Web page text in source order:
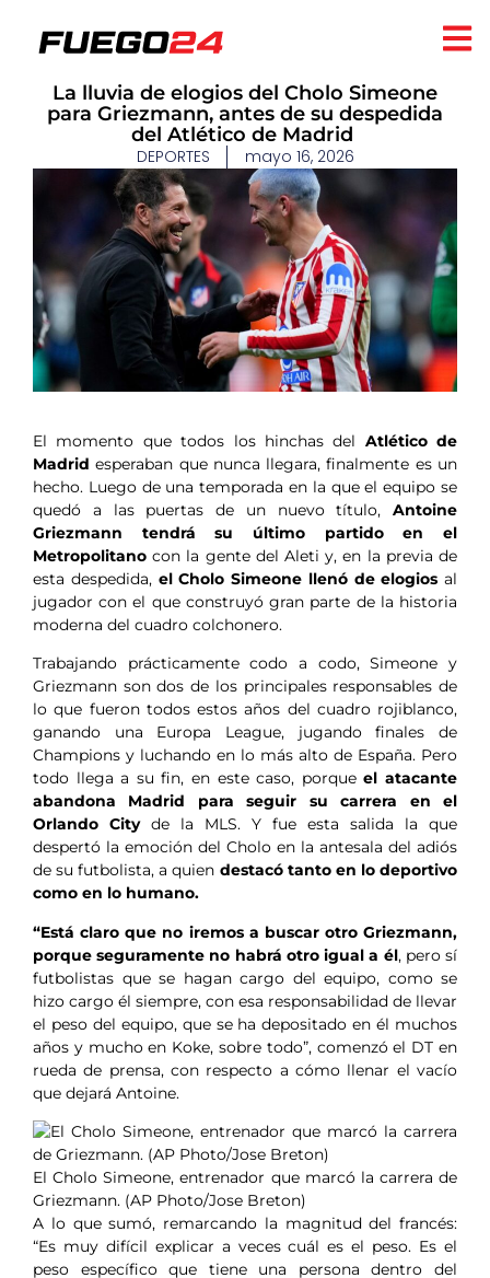
​La lluvia de elogios del Cholo Simeone
para Griezmann, antes de su despedida
del Atlético de Madrid
DEPORTES mayo 16, 2026
El momento que todos los hinchas del Atlético de
Madrid esperaban que nunca llegara, finalmente es un
hecho. Luego de una temporada en la que el equipo se
quedó a las puertas de un nuevo título, Antoine
Griezmann tendrá su último partido en el
Metropolitano con la gente del Aleti y, en la previa de
esta despedida, el Cholo Simeone llenó de elogios al
jugador con el que construyó gran parte de la historia
moderna del cuadro colchonero.
Trabajando prácticamente codo a codo, Simeone y
Griezmann son dos de los principales responsables de
lo que fueron todos estos años del cuadro rojiblanco,
ganando una Europa League, jugando finales de
Champions y luchando en lo más alto de España. Pero
todo llega a su fin, en este caso, porqueel atacante
abandona Madrid para seguir su carrera en el
Orlando Cityde la MLS. Y fue esta salida la que
despertó la emoción del Cholo en la antesala del adiós
de su futbolista, a quien destacó tanto en lo deportivo
como en lo humano.
“Está claro que no iremos a buscar otro Griezmann,
porque seguramente no habrá otro igual a él, pero sí
futbolistas que se hagan cargo del equipo, como se
hizo cargo él siempre, con esa responsabilidad de llevar
el peso del equipo, que se ha depositado en él muchos
años y mucho en Koke, sobre todo”, comenzó el DT en
rueda de prensa, con respecto a cómo llenar el vacío
que dejará Antoine.
El Cholo Simeone, entrenador que marcó la carrera de
Griezmann. (AP Photo/Jose Breton)
A lo que sumó, remarcando la magnitud del francés:
“Es muy difícil explicar a veces cuál es el peso. Es el
peso específico que tiene una persona dentro del